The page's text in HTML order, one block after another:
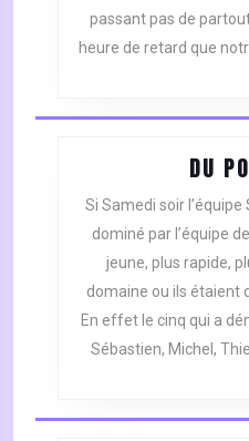
passant pas de
heure de retard que
DU
Si Samedi soir
dominé par l’équipe
jeune, plus rapide,
domaine ou ils étaient
En effet le cinq qui a
Sébastien, Michel,